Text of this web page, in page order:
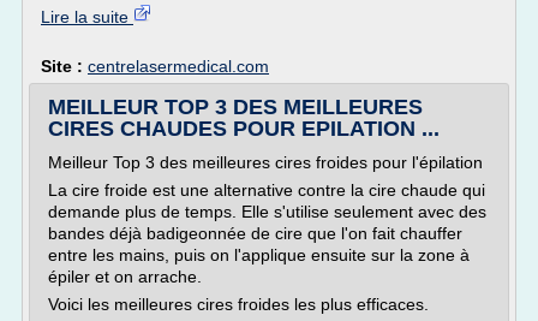
Lire la suite
Site : centrelasermedical.com
MEILLEUR TOP 3 DES MEILLEURES
CIRES CHAUDES POUR EPILATION ...
Meilleur Top 3 des meilleures cires froides pour l'épilation
La cire froide est une alternative contre la cire chaude qui
demande plus de temps. Elle s'utilise seulement avec des
bandes déjà badigeonnée de cire que l'on fait chauffer
entre les mains, puis on l'applique ensuite sur la zone à
épiler et on arrache.
Voici les meilleures cires froides les plus efficaces.